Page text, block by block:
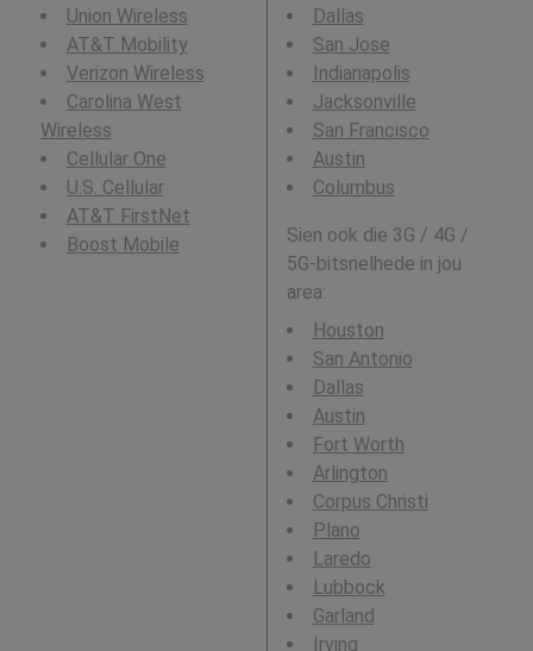
Union Wireless
AT&T Mobility
Verizon Wireless
Carolina West
Wireless
Cellular One
U.S. Cellular
AT&T FirstNet
Boost Mobile
Dallas
San Jose
Indianapolis
Jacksonville
San Francisco
Austin
Columbus
Sien ook die 3G / 4G /
5G-bitsnelhede in jou
area:
Houston
San Antonio
Dallas
Austin
Fort Worth
Arlington
Corpus Christi
Plano
Laredo
Lubbock
Garland
Irving